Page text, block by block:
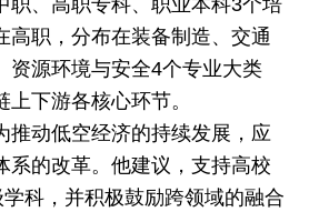
职、高职专科、职业本科3个培
高职，分布在装备制造、交通
资源环境与安全4个专业大类
下游各核心环节。
推动低空经济的持续发展，应
系的改革。他建议，支持高校
学科，并积极鼓励跨领域的融合